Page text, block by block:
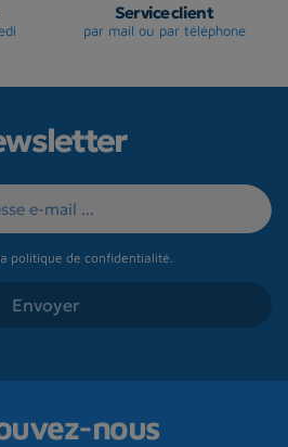
Service client
par mail ou par téléphone
politique de confidentialité
nous